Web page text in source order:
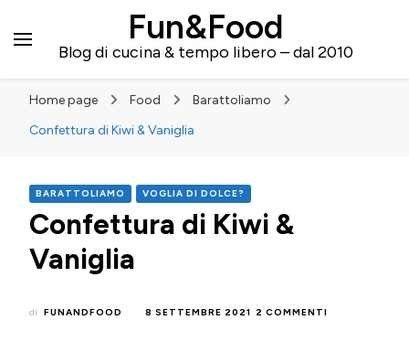
Fun&Food
Blog di cucina & tempo libero – dal 2010
Home page Food
Barattoliamo
Confettura di Kiwi & Vaniglia
BARATTOLIAMO VOGLIA DI DOLCE?
Confettura di Kiwi &
Vaniglia
di FUNANDFOOD 8 SETTEMBRE 2021 2 COMMENTI